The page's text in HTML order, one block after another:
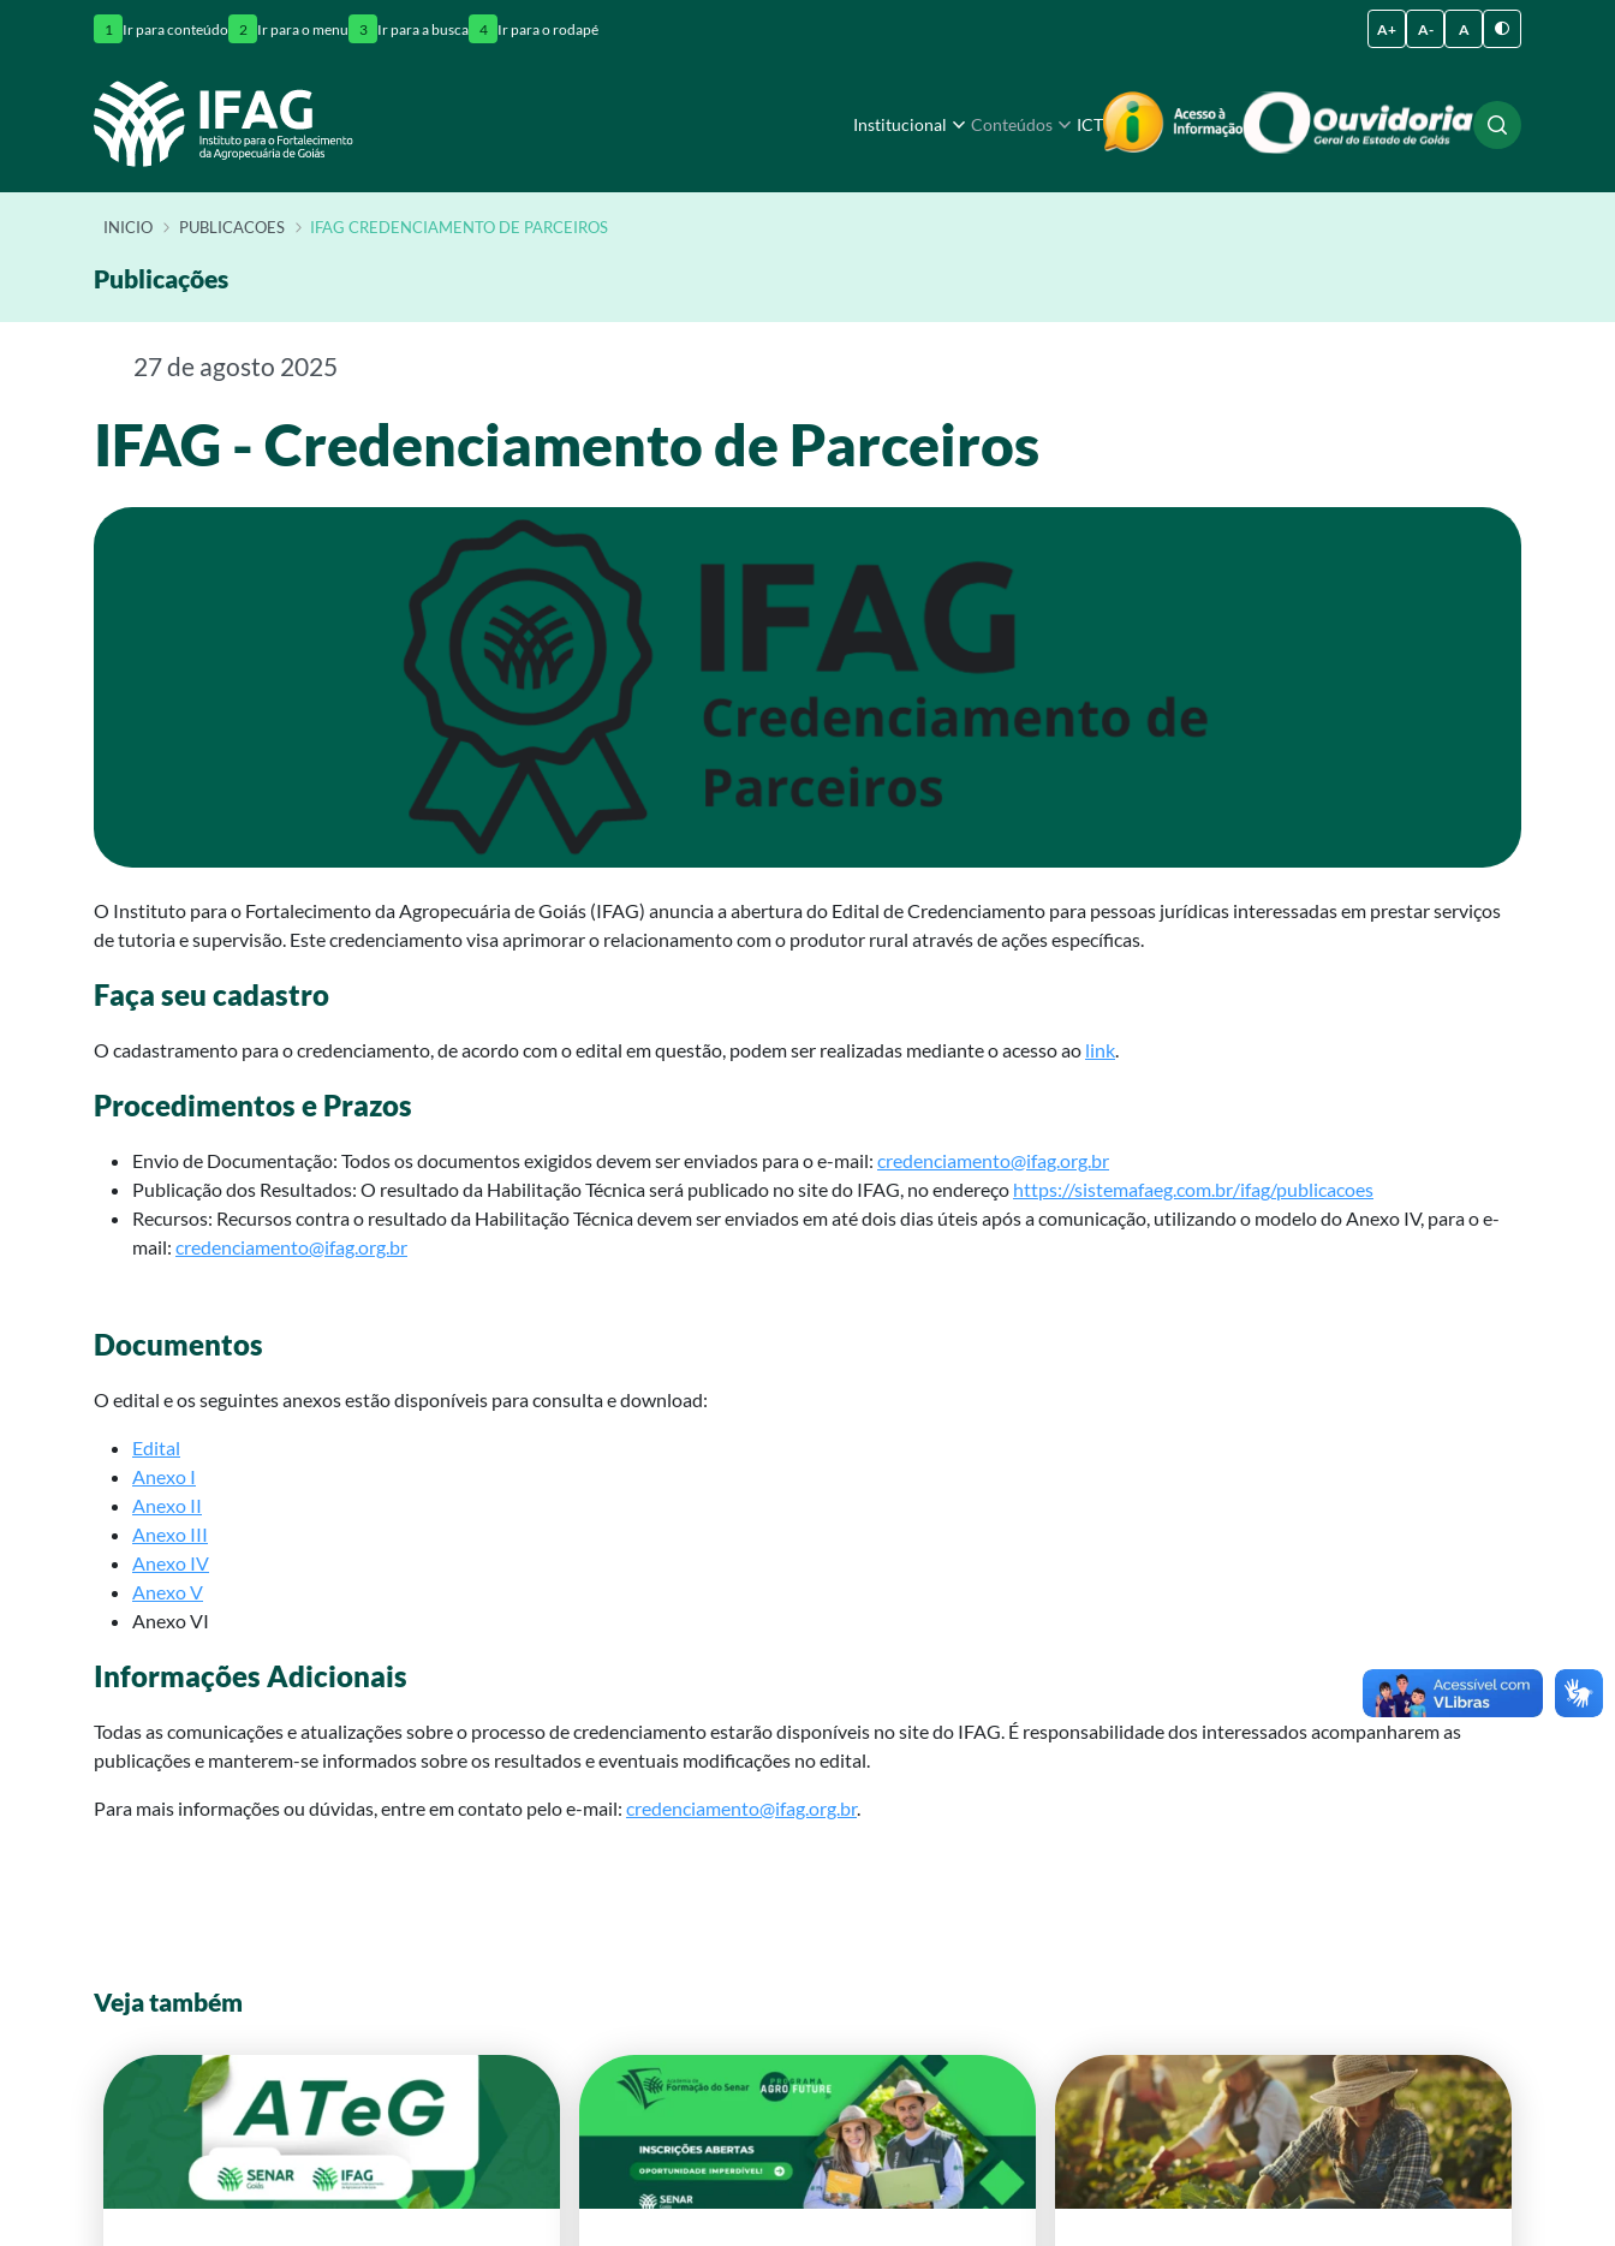
1 Ir para conteúdo 2 Ir para o menu 3 Ir para a busca 4 Ir para o rodapé A+ A- A
Institucional Conteúdos ICT
INÍCIO PUBLICACOES IFAG CREDENCIAMENTO DE PARCEIROS
Publicações
27 de agosto 2025
IFAG - Credenciamento de Parceiros
O Instituto para o Fortalecimento da Agropecuária de Goiás (IFAG) anuncia a abertura do Edital de Credenciamento para pessoas jurídicas interessadas em prestar serviços
de tutoria e supervisão. Este credenciamento visa aprimorar o relacionamento com o produtor rural através de ações específicas.
Faça seu cadastro
O cadastramento para o credenciamento, de acordo com o edital em questão, podem ser realizadas mediante o acesso ao link.
Procedimentos e Prazos
Envio de Documentação: Todos os documentos exigidos devem ser enviados para o e-mail: credenciamento@ifag.org.br
Publicação dos Resultados: O resultado da Habilitação Técnica será publicado no site do IFAG, no endereço https://sistemafaeg.com.br/ifag/publicacoes
Recursos: Recursos contra o resultado da Habilitação Técnica devem ser enviados em até dois dias úteis após a comunicação, utilizando o modelo do Anexo IV, para o e-
mail: credenciamento@ifag.org.br
Documentos
O edital e os seguintes anexos estão disponíveis para consulta e download:
Edital
Anexo I
Anexo II
Anexo III
Anexo IV
Anexo V
Anexo VI
Informações Adicionais
Todas as comunicações e atualizações sobre o processo de credenciamento estarão disponíveis no site do IFAG. É responsabilidade dos interessados acompanharem as
publicações e manterem-se informados sobre os resultados e eventuais modificações no edital.
Para mais informações ou dúvidas, entre em contato pelo e-mail: credenciamento@ifag.org.br.
Veja também